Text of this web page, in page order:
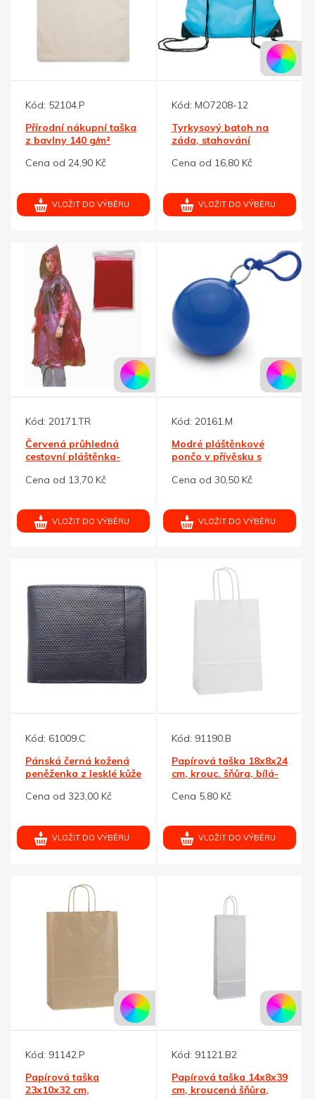
Kód: 52104.P
Přírodní nákupní taška
z bavlny 140 g/m²
Cena od 24,90 Kč
VLOŽIT DO VÝBĚRU
Kód: MO7208-12
Tyrkysový batoh na
záda, stahování
Cena od 16,80 Kč
VLOŽIT DO VÝBĚRU
Kód: 20171.TR
Červená průhledná
cestovní pláštěnka-
Cena od 13,70 Kč
VLOŽIT DO VÝBĚRU
Kód: 20161.M
Modré pláštěnkové
pončo v přívěsku s
Cena od 30,50 Kč
VLOŽIT DO VÝBĚRU
Kód: 61009.C
Pánská černá kožená
peněženka z lesklé kůže
Cena od 323,00 Kč
VLOŽIT DO VÝBĚRU
Kód: 91190.B
Papírová taška 18x8x24
cm, krouc. šňůra, bílá-
Cena 5,80 Kč
VLOŽIT DO VÝBĚRU
Kód: 91142.P
Papírová taška
23x10x32 cm,
Kód: 91121.B2
Papírová taška 14x8x39
cm, kroucená šňůra,